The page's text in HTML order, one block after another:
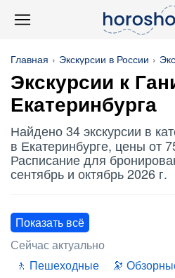
Главная Экскурсии в России
Экскурсии к
Екатеринбурга
Найдено 34 экскурсии в
в Екатеринбурге, цены от
Расписание для
сентябрь и октябрь 2026 г.
Показать всё
Сейчас актуально
Пешеходные